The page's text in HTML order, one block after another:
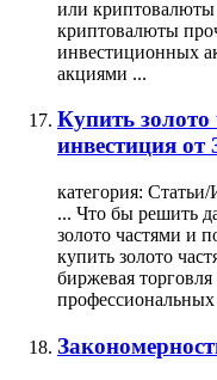
или криптовалюты
криптовалюты
инвестиционных
акциями ...
Купить
инвестиция от
категория: Статьи/
... Что бы решить
золото частями и
купить золото
биржевая торговля
профессиональных